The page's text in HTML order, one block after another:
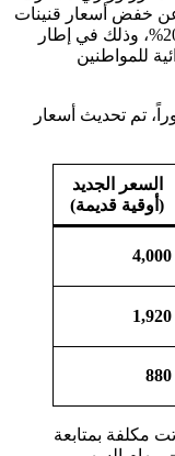
عن خفض أسعار قنينات
غاز البوتان المنزلي بمختلف أحجامها بنسبة 20%، وذلك في إطار
للمواطنين
تم تحديث أسعار
السعر الجديد
(أوقية قديمة)
4,000
1,920
880
مكلفة بمتابعة